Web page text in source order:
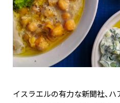
イスラエルの有力な新聞社、ハ